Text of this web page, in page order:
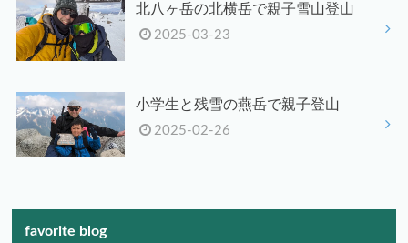
北八ヶ岳の北横岳で親子雪山登山
2025-03-23
小学生と残雪の燕岳で親子登山
2025-02-26
favorite blog